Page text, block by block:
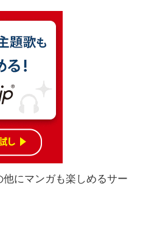
にマンガも楽しめるサー